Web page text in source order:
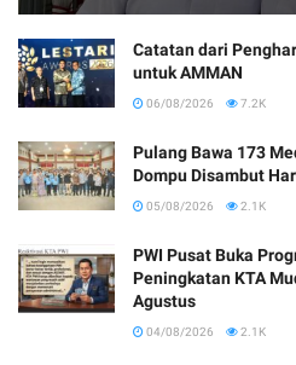
Catatan dari
untuk AMMAN
06/08/2026 7.2K
Pulang Bawa 173
Dompu Disambut
05/08/2026 2.1K
PWI Pusat Buka
Peningkatan KTA
Agustus
04/08/2026 2.1K